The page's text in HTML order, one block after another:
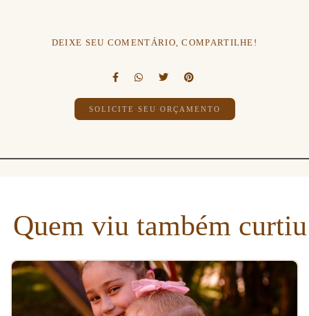
DEIXE SEU COMENTÁRIO, COMPARTILHE!
SOLICITE SEU ORÇAMENTO
Quem viu também curtiu